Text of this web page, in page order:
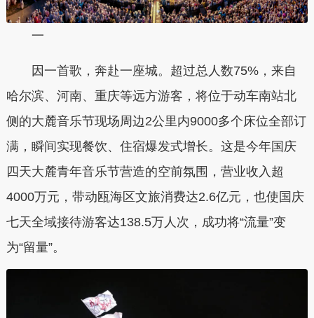
一
因一首歌，奔赴一座城。超过总人数75%，来自
哈尔滨、河南、重庆等远方游客，将位于动车南站北
侧的大麓音乐节现场周边2公里内9000多个床位全部订
满，瞬间实现餐饮、住宿爆发式增长。这是今年国庆
四天大麓青年音乐节营造的空前氛围，营业收入超
4000万元，带动瓯海区文旅消费达2.6亿元，也使国庆
七天全域接待游客达138.5万人次，成功将“流量”变
为“留量”。